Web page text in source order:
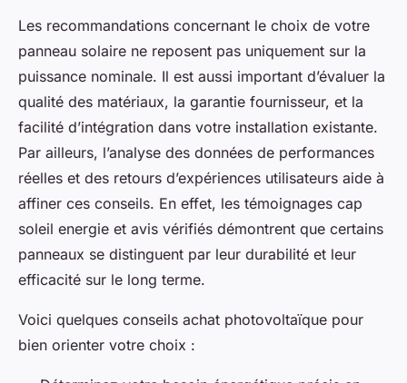
Les recommandations concernant le choix de votre
panneau solaire ne reposent pas uniquement sur la
puissance nominale. Il est aussi important d’évaluer la
qualité des matériaux, la garantie fournisseur, et la
facilité d’intégration dans votre installation existante.
Par ailleurs, l’analyse des données de performances
réelles et des retours d’expériences utilisateurs aide à
affiner ces conseils. En effet, les témoignages cap
soleil energie et avis vérifiés démontrent que certains
panneaux se distinguent par leur durabilité et leur
efficacité sur le long terme.
Voici quelques conseils achat photovoltaïque pour
bien orienter votre choix :